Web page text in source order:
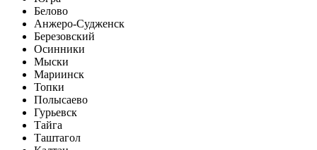
Белово
Анжеро-Судженск
Березовский
Осинники
Мыски
Мариинск
Топки
Полысаево
Гурьевск
Тайга
Таштагол